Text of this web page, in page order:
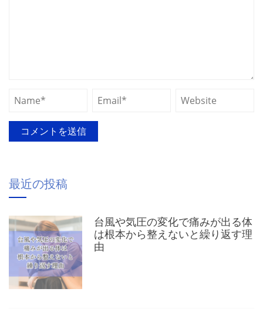
最近の投稿
台風や気圧の変化で痛みが出る体
は根本から整えないと繰り返す理
由